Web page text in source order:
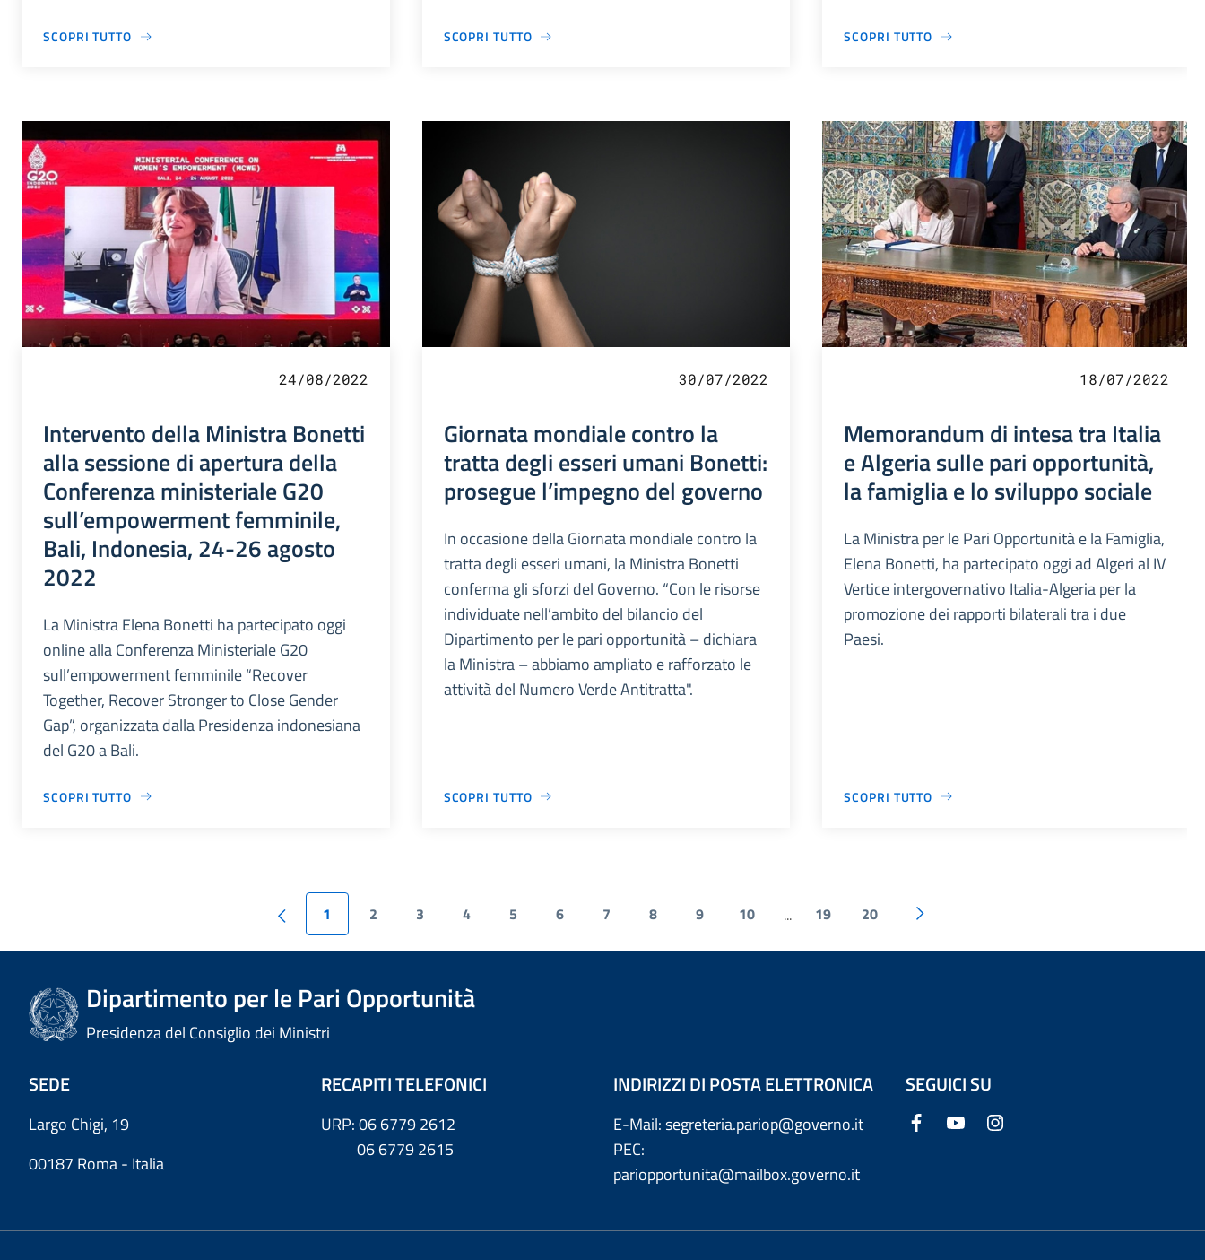
SCOPRI TUTTO SCOPRI TUTTO SCOPRI TUTTO
24/08/2022
Intervento della Ministra Bonetti
alla sessione di apertura della
Conferenza ministeriale G20
sull’empowerment femminile,
Bali, Indonesia, 24-26 agosto
2022
La Ministra Elena Bonetti ha partecipato oggi
online alla Conferenza Ministeriale G20
sull’empowerment femminile “Recover
Together, Recover Stronger to Close Gender
Gap”, organizzata dalla Presidenza indonesiana
del G20 a Bali.
SCOPRI TUTTO
30/07/2022
Giornata mondiale contro la
tratta degli esseri umani Bonetti:
prosegue l’impegno del governo
In occasione della Giornata mondiale contro la
tratta degli esseri umani, la Ministra Bonetti
conferma gli sforzi del Governo. “Con le risorse
individuate nell’ambito del bilancio del
Dipartimento per le pari opportunità – dichiara
la Ministra – abbiamo ampliato e rafforzato le
attività del Numero Verde Antitratta".
SCOPRI TUTTO
18/07/2022
Memorandum di intesa tra Italia
e Algeria sulle pari opportunità,
la famiglia e lo sviluppo sociale
La Ministra per le Pari Opportunità e la Famiglia,
Elena Bonetti, ha partecipato oggi ad Algeri al IV
Vertice intergovernativo Italia-Algeria per la
promozione dei rapporti bilaterali tra i due
Paesi.
SCOPRI TUTTO
1 2 3 4 5 6 7 8 9 10 ... 19 20
Dipartimento per le Pari Opportunità
Presidenza del Consiglio dei Ministri
SEDE
Largo Chigi, 19
00187 Roma - Italia
RECAPITI TELEFONICI
URP: 06 6779 2612
06 6779 2615
INDIRIZZI DI POSTA ELETTRONICA
E-Mail: segreteria.pariop@governo.it
PEC:
pariopportunita@mailbox.governo.it
SEGUICI SU